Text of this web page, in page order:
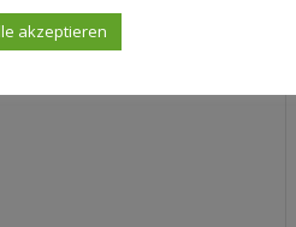
akzeptieren